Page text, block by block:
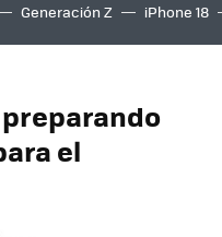
Generación Z iPhone 18
el